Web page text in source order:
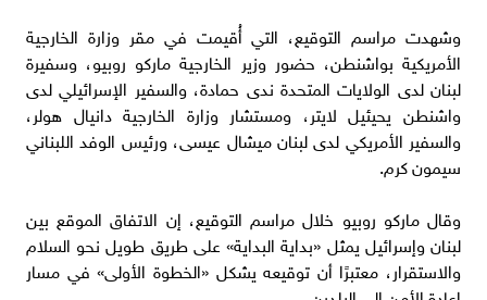
وشهدت مراسم التوقيع، التي أُقيمت في مقر وزارة الخارجية
الأمريكية بواشنطن، حضور وزير الخارجية ماركو روبيو، وسفيرة
لبنان لدى الولايات المتحدة ندى حمادة، والسفير الإسرائيلي لدى
واشنطن يحيئيل لايتر، ومستشار وزارة الخارجية دانيال هولر،
والسفير الأمريكي لدى لبنان ميشال عيسى، ورئيس الوفد اللبناني
سيمون كرم.
وقال ماركو روبيو خلال مراسم التوقيع، إن الاتفاق الموقع بين
لبنان وإسرائيل يمثل «بداية البداية» على طريق طويل نحو السلام
والاستقرار، معتبرًا أن توقيعه يشكل «الخطوة الأولى» في مسار